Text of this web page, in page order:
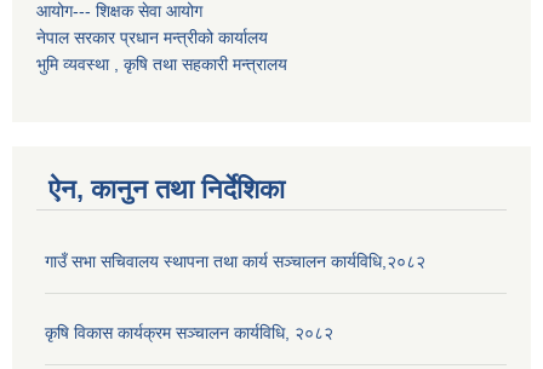
आयोग--- शिक्षक सेवा आयोग
नेपाल सरकार प्रधान मन्त्रीको कार्यालय
भुमि व्यवस्था , कृषि तथा सहकारी मन्त्रालय
ऐन, कानुन तथा निर्देशिका
गाउँ सभा सचिवालय स्थापना तथा कार्य सञ्चालन कार्यविधि,२०८२
कृषि विकास कार्यक्रम सञ्चालन कार्यविधि, २०८२